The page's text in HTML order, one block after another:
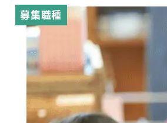
募集職種